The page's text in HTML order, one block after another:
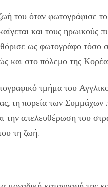
του όταν φωτογράφισε
και τους ηρωικούς
ως φωτογράφο
και στο πόλεμο της
τμήμα του
τη πορεία των Συμμάχων
την απελευθέρωση του
τη ζωή.